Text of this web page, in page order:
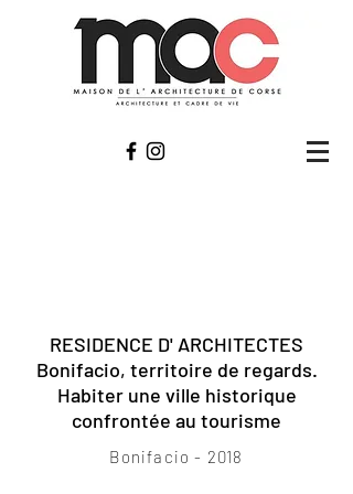
RESIDENCE D' ARCHITECTES
Bonifacio, territoire de regards.
Habiter une ville historique
confrontée au tourisme
Bonifacio - 2018